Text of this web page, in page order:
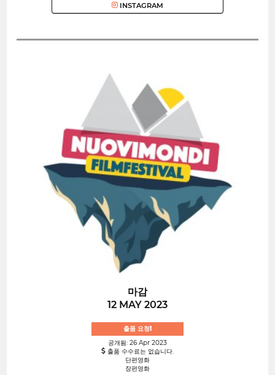
INSTAGRAM
마감
12 MAY 2023
출품 요청!
공개됨: 26 Apr 2023
출품 수수료는 없습니다.
단편영화
장편영화